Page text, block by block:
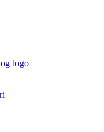
logo